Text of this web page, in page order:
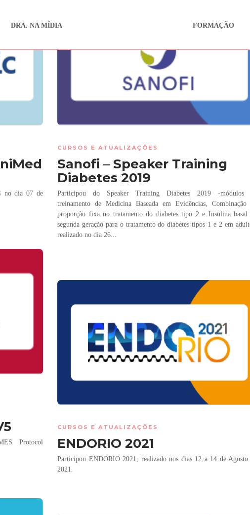
DRA. NA MÍDIA FORMAÇÃO
no dia 07 de
CURSOS E ATUALIZAÇÕES
Sanofi – Speaker Training
Diabetes 2019
Participou do Speaker Training Diabetes 2019 -módulos
treinamento de Medicina Baseada em Evidências, Combinação
proporção fixa no tratamento do diabetes tipo 2 e Insulina basal
segunda geração para o tratamento do diabetes tipos 1 e 2 em
realizado no dia 26...
Protocol
CURSOS E ATUALIZAÇÕES
ENDORIO 2021
Participou ENDORIO 2021, realizado nos dias 12 a 14 de Agosto
2021.